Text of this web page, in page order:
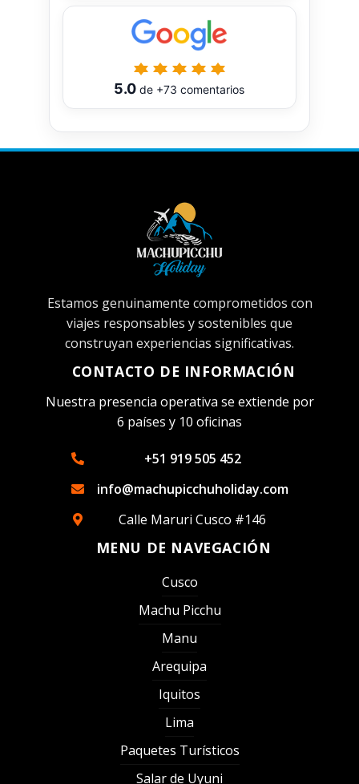
5.0 de +73 comentarios
Estamos genuinamente comprometidos con
viajes responsables y sostenibles que
construyan experiencias significativas.
CONTACTO DE INFORMACIÓN
Nuestra presencia operativa se extiende por
6 países y 10 oficinas
+51 919 505 452
info@machupicchuholiday.com
Calle Maruri Cusco #146
MENU DE NAVEGACIÓN
Cusco
Machu Picchu
Manu
Arequipa
Iquitos
Lima
Paquetes Turísticos
Salar de Uyuni